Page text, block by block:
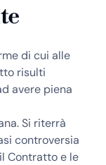
di cui alle
risulti
avere piena
Si riterrà
controversia
Contratto e le